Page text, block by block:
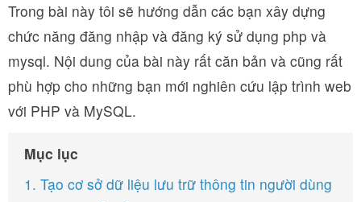
Trong bài này tôi sẽ hướng dẫn các bạn xây dựng
chức năng đăng nhập và đăng ký sử dụng php và
mysql. Nội dung của bài này rất căn bản và cũng rất
phù hợp cho những bạn mới nghiên cứu lập trình web
với PHP và MySQL.
Mục lục
1. Tạo cơ sở dữ liệu lưu trữ thông tin người dùng